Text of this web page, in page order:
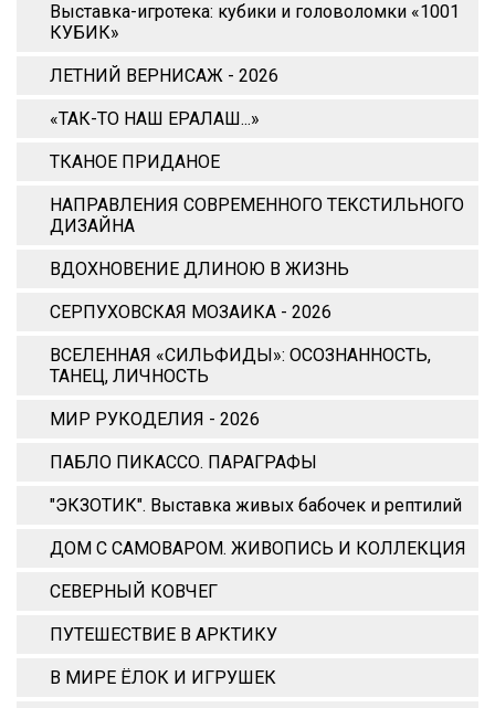
Выставка-игротека: кубики и головоломки «1001
КУБИК»
ЛЕТНИЙ ВЕРНИСАЖ - 2026
«ТАК-ТО НАШ ЕРАЛАШ...»
ТКАНОЕ ПРИДАНОЕ
НАПРАВЛЕНИЯ СОВРЕМЕННОГО ТЕКСТИЛЬНОГО
ДИЗАЙНА
ВДОХНОВЕНИЕ ДЛИНОЮ В ЖИЗНЬ
СЕРПУХОВСКАЯ МОЗАИКА - 2026
ВСЕЛЕННАЯ «СИЛЬФИДЫ»: ОСОЗНАННОСТЬ,
ТАНЕЦ, ЛИЧНОСТЬ
МИР РУКОДЕЛИЯ - 2026
ПАБЛО ПИКАССО. ПАРАГРАФЫ
"ЭКЗОТИК". Выставка живых бабочек и рептилий
ДОМ С САМОВАРОМ. ЖИВОПИСЬ И КОЛЛЕКЦИЯ
СЕВЕРНЫЙ КОВЧЕГ
ПУТЕШЕСТВИЕ В АРКТИКУ
В МИРЕ ЁЛОК И ИГРУШЕК